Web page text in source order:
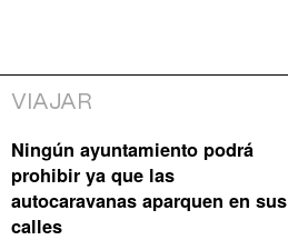
VIAJAR
Ningún ayuntamiento podrá
prohibir ya que las
autocaravanas aparquen en sus
calles